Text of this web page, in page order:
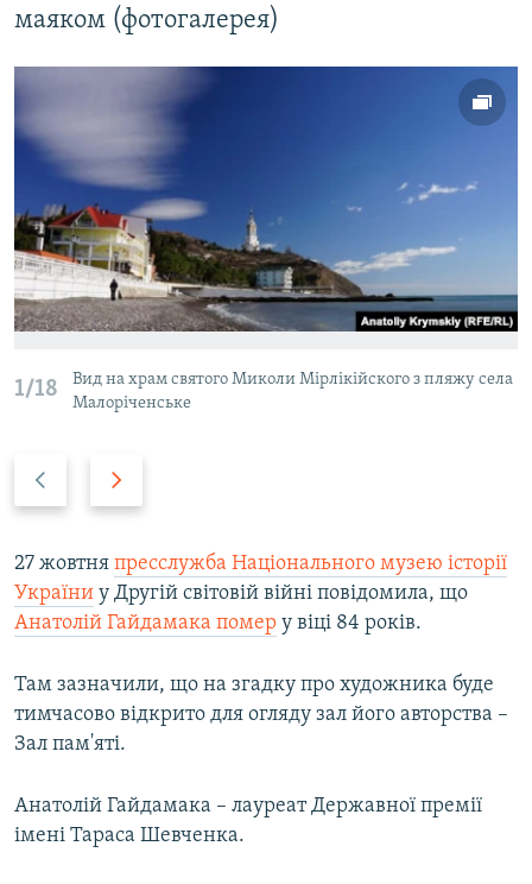
маяком (фотогалерея)
1/18
Вид на храм святого Миколи Мірлікійского з пляжу села
Малоріченське
v
i
o
s
s
l
d
e
t
s
l
d
e
27 жовтня пресслужба Національного музею історії
України у Другій світовій війні повідомила, що
Анатолій Гайдамака помер у віці 84 років.
Там зазначили, що на згадку про художника буде
тимчасово відкрито для огляду зал його авторства –
Зал пам'яті.
Анатолій Гайдамака – лауреат Державної премії
імені Тараса Шевченка.